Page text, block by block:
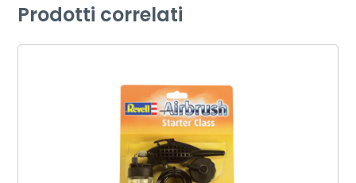
Prodotti correlati